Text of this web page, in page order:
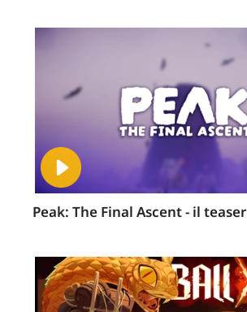
Peak: The Final Ascent - il teaser